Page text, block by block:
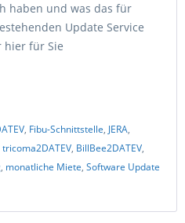
haben und was das für
Update Service
hier für Sie
, Fibu-Schnittstelle, JERA,
tricoma2DATEV, BillBee2DATEV,
, monatliche Miete, Software Update